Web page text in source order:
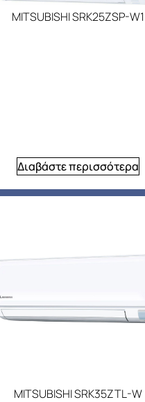
MITSUBISHI SRK25ZSP-W1
Διαβάστε περισσότερα
MITSUBISHI SRK35ZTL-W